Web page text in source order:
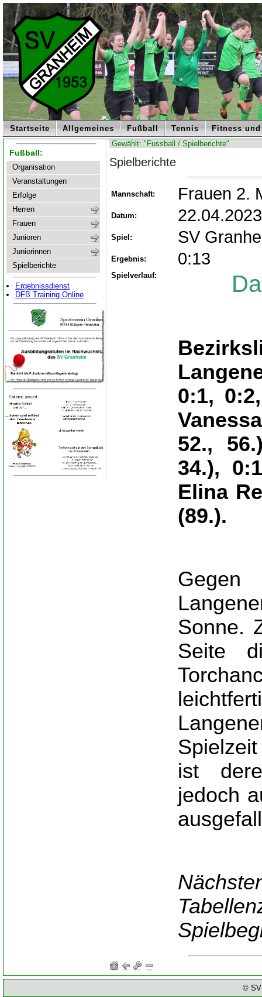
Startseite Allgemeines Fußball Tennis Fitness
Fußball:
Organisation
Veranstaltungen
Erfolge
Herren
Frauen
Junioren
Juniorinnen
Spielberichte
Ergebnissdienst
DFB Training Online
Gewählt: "Fussball / Spielberichte"
Spielberichte
Mannschaft: Frauen 2.
Datum: 22.04.2023
Spiel: SV
Ergebnis: 0:13
Spielverlauf:
0:1,
52.,
34.),
Elina
(89.).
Sonne.
Seite
ist
jedoch
© SV